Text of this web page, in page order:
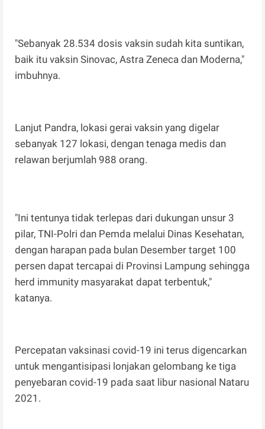
"Sebanyak 28.534 dosis vaksin sudah kita suntikan,
baik itu vaksin Sinovac, Astra Zeneca dan Moderna,"
imbuhnya.
Lanjut Pandra, lokasi gerai vaksin yang digelar
sebanyak 127 lokasi, dengan tenaga medis dan
relawan berjumlah 988 orang.
"Ini tentunya tidak terlepas dari dukungan unsur 3
pilar, TNI-Polri dan Pemda melalui Dinas Kesehatan,
dengan harapan pada bulan Desember target 100
persen dapat tercapai di Provinsi Lampung sehingga
herd immunity masyarakat dapat terbentuk,"
katanya.
Percepatan vaksinasi covid-19 ini terus digencarkan
untuk mengantisipasi lonjakan gelombang ke tiga
penyebaran covid-19 pada saat libur nasional Nataru
2021.